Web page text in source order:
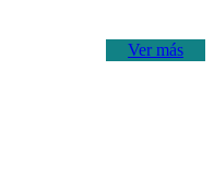
Ver más